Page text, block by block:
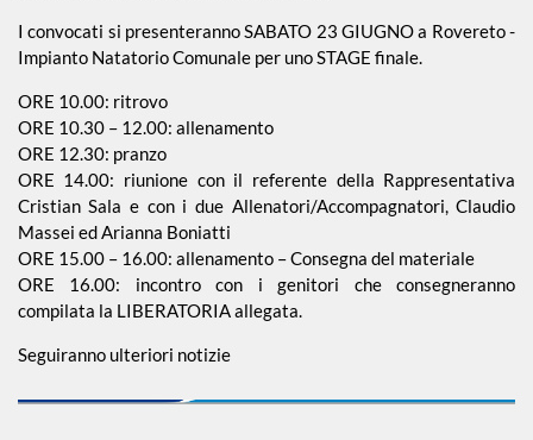
I convocati si presenteranno SABATO 23 GIUGNO a Rovereto -
Impianto Natatorio Comunale per uno STAGE finale.
ORE 10.00: ritrovo
ORE 10.30 – 12.00: allenamento
ORE 12.30: pranzo
ORE 14.00: riunione con il referente della Rappresentativa
Cristian Sala e con i due Allenatori/Accompagnatori, Claudio
Massei ed Arianna Boniatti
ORE 15.00 – 16.00: allenamento – Consegna del materiale
ORE 16.00: incontro con i genitori che consegneranno
compilata la LIBERATORIA allegata.
Seguiranno ulteriori notizie